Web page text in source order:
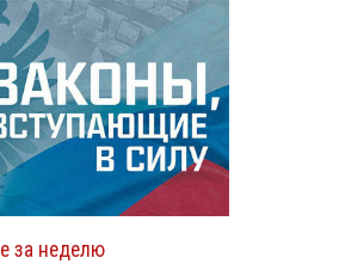
за неделю